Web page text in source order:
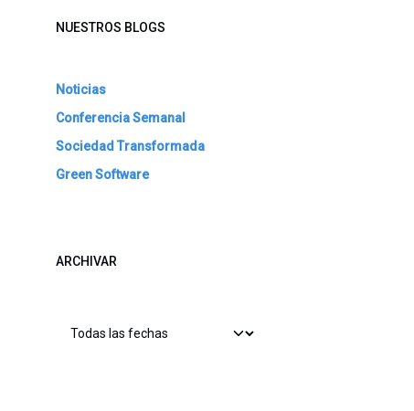
NUESTROS BLOGS
Noticias
Conferencia Semanal
Sociedad Transformada
Green Software
ARCHIVAR